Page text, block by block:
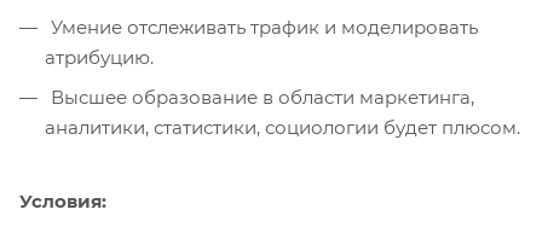
Умение отслеживать трафик и моделировать
атрибуцию.
Высшее образование в области маркетинга,
аналитики, статистики, социологии будет плюсом.
Условия: